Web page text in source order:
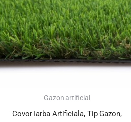
Gazon artificial
Covor Iarba Artificiala, Tip Gazon,